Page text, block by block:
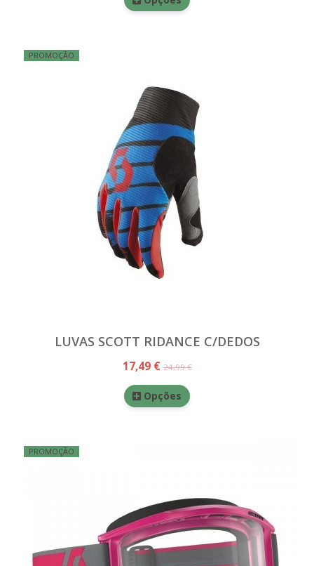
PROMOÇÃO
LUVAS SCOTT RIDANCE C/DEDOS
17,49 €24,99 €
Opções
PROMOÇÃO